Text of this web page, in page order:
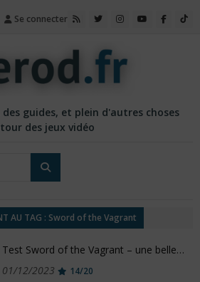
Se connecter
guides, et plein d'autres choses
des jeux vidéo
AU TAG : Sword of the Vagrant
Test Sword of the Vagrant – une belle…
01/12/2023
14/20